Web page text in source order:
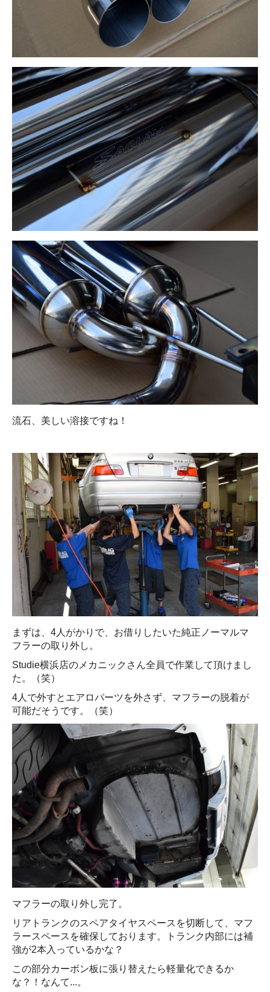
流石、美しい溶接ですね！
まずは、4人がかりで、お借りしたいた純正ノーマルマ
フラーの取り外し。
Studie横浜店のメカニックさん全員で作業して頂けまし
た。（笑）
4人で外すとエアロパーツを外さず、マフラーの脱着が
可能だそうです。（笑）
マフラーの取り外し完了。
リアトランクのスペアタイヤスペースを切断して、マフ
ラースペースを確保しております。トランク内部には補
強が2本入っているかな？
この部分カーボン板に張り替えたら軽量化できるか
な？！なんて...。